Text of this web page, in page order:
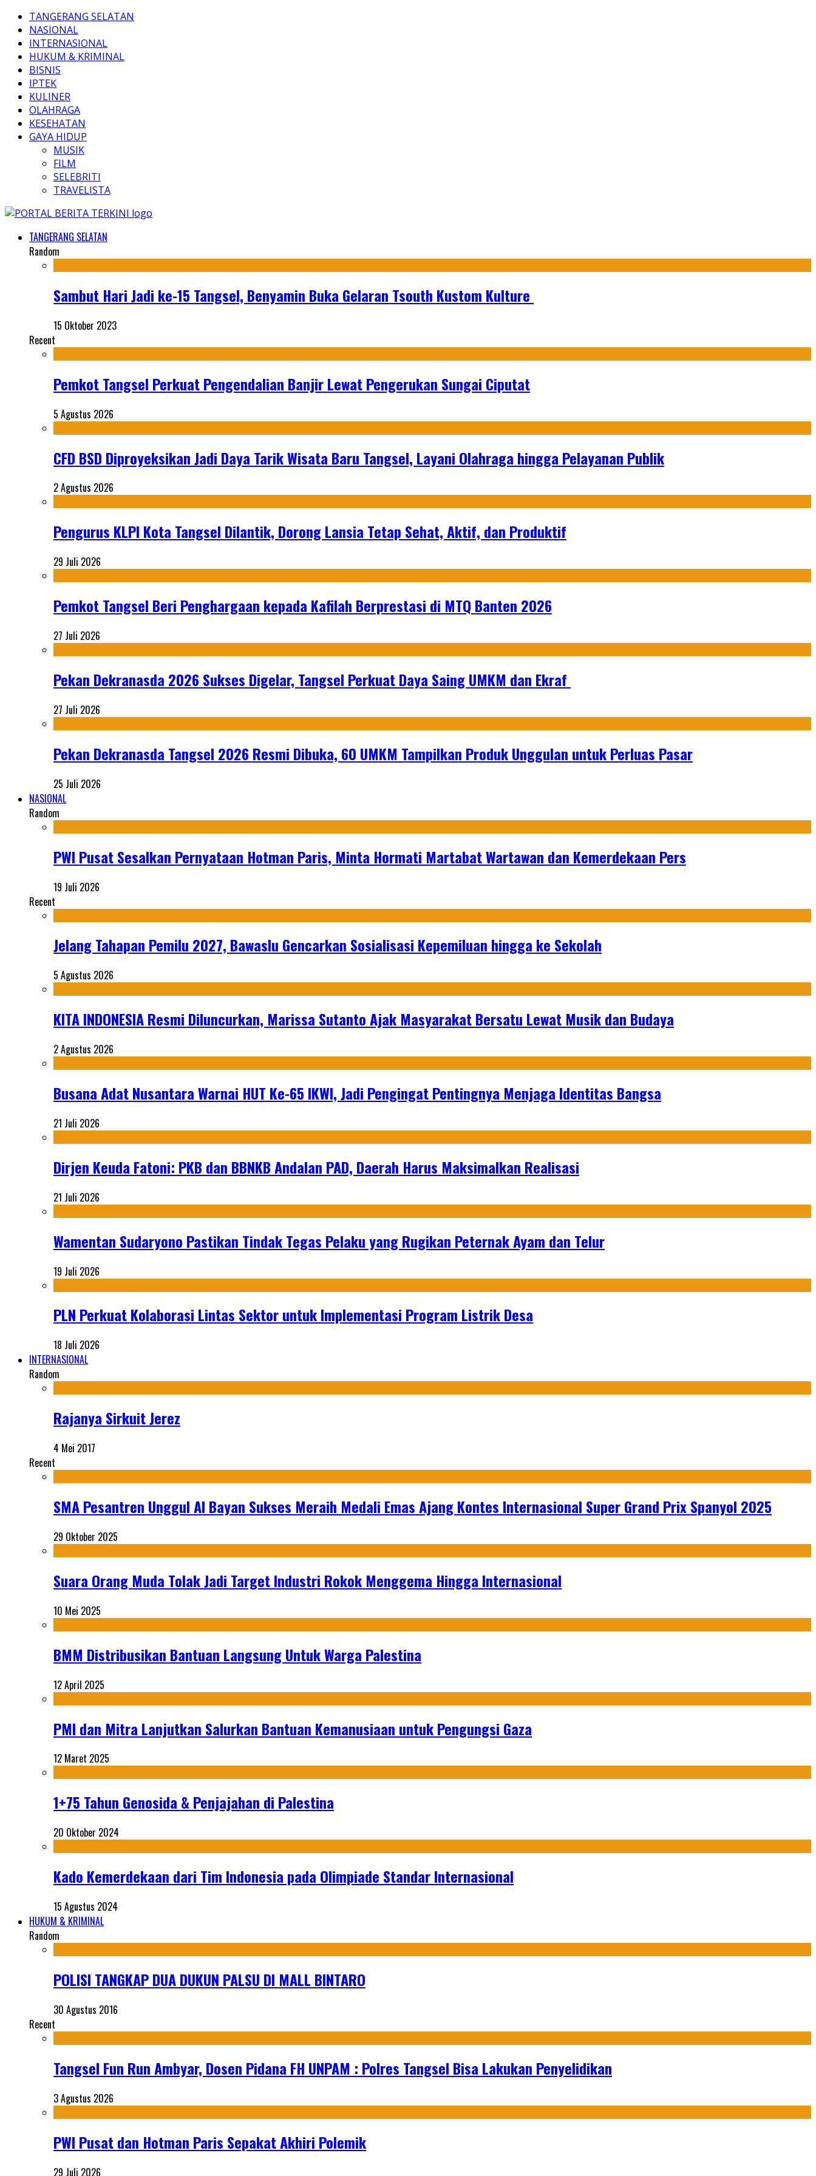
TANGERANG SELATAN
NASIONAL
INTERNASIONAL
HUKUM & KRIMINAL
BISNIS
IPTEK
KULINER
OLAHRAGA
KESEHATAN
GAYA HIDUP
MUSIK
FILM
SELEBRITI
TRAVELISTA
TANGERANG SELATAN
Random
Sambut Hari Jadi ke-15 Tangsel, Benyamin Buka Gelaran Tsouth Kustom Kulture
15 Oktober 2023
Recent
Pemkot Tangsel Perkuat Pengendalian Banjir Lewat Pengerukan Sungai Ciputat
5 Agustus 2026
CFD BSD Diproyeksikan Jadi Daya Tarik Wisata Baru Tangsel, Layani Olahraga hingga Pelayanan Publik
2 Agustus 2026
Pengurus KLPI Kota Tangsel Dilantik, Dorong Lansia Tetap Sehat, Aktif, dan Produktif
29 Juli 2026
Pemkot Tangsel Beri Penghargaan kepada Kafilah Berprestasi di MTQ Banten 2026
27 Juli 2026
Pekan Dekranasda 2026 Sukses Digelar, Tangsel Perkuat Daya Saing UMKM dan Ekraf
27 Juli 2026
Pekan Dekranasda Tangsel 2026 Resmi Dibuka, 60 UMKM Tampilkan Produk Unggulan untuk Perluas Pasar
25 Juli 2026
NASIONAL
Random
PWI Pusat Sesalkan Pernyataan Hotman Paris, Minta Hormati Martabat Wartawan dan Kemerdekaan Pers
19 Juli 2026
Recent
Jelang Tahapan Pemilu 2027, Bawaslu Gencarkan Sosialisasi Kepemiluan hingga ke Sekolah
5 Agustus 2026
KITA INDONESIA Resmi Diluncurkan, Marissa Sutanto Ajak Masyarakat Bersatu Lewat Musik dan Budaya
2 Agustus 2026
Busana Adat Nusantara Warnai HUT Ke-65 IKWI, Jadi Pengingat Pentingnya Menjaga Identitas Bangsa
21 Juli 2026
Dirjen Keuda Fatoni: PKB dan BBNKB Andalan PAD, Daerah Harus Maksimalkan Realisasi
21 Juli 2026
Wamentan Sudaryono Pastikan Tindak Tegas Pelaku yang Rugikan Peternak Ayam dan Telur
19 Juli 2026
PLN Perkuat Kolaborasi Lintas Sektor untuk Implementasi Program Listrik Desa
18 Juli 2026
INTERNASIONAL
Random
Rajanya Sirkuit Jerez
4 Mei 2017
Recent
SMA Pesantren Unggul Al Bayan Sukses Meraih Medali Emas Ajang Kontes Internasional Super Grand Prix Spanyol 2025
29 Oktober 2025
Suara Orang Muda Tolak Jadi Target Industri Rokok Menggema Hingga Internasional
10 Mei 2025
BMM Distribusikan Bantuan Langsung Untuk Warga Palestina
12 April 2025
PMI dan Mitra Lanjutkan Salurkan Bantuan Kemanusiaan untuk Pengungsi Gaza
12 Maret 2025
1+75 Tahun Genosida & Penjajahan di Palestina
20 Oktober 2024
Kado Kemerdekaan dari Tim Indonesia pada Olimpiade Standar Internasional
15 Agustus 2024
HUKUM & KRIMINAL
Random
POLISI TANGKAP DUA DUKUN PALSU DI MALL BINTARO
30 Agustus 2016
Recent
Tangsel Fun Run Ambyar, Dosen Pidana FH UNPAM : Polres Tangsel Bisa Lakukan Penyelidikan
3 Agustus 2026
PWI Pusat dan Hotman Paris Sepakat Akhiri Polemik
29 Juli 2026